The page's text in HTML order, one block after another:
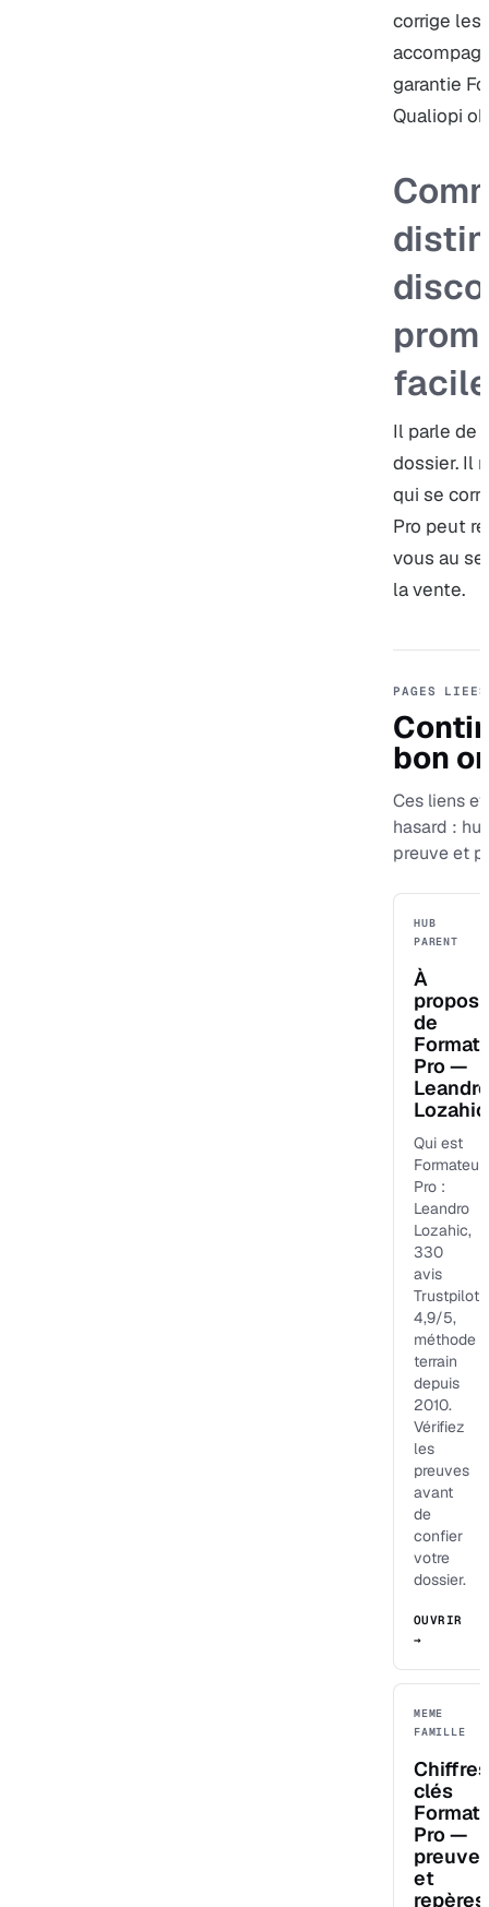
corrige les
garantie
Qualiopi
Il parle de
dossier. Il
qui se
Pro peut
vous au
la vente.
PAGES LIEES
bon
Ces liens
hasard :
preuve et
HUB
PARENT
À
propos
de
Pro —
Leandro
Lozahic
Qui est
Formateur
Pro :
Leandro
Lozahic,
330
avis
Trustpilot
4,9/5,
méthode
terrain
depuis
2010.
Vérifiez
les
preuves
avant
de
confier
votre
dossier.
OUVRIR
→
MEME
FAMILLE
Chiffres
clés
Pro —
et
repères